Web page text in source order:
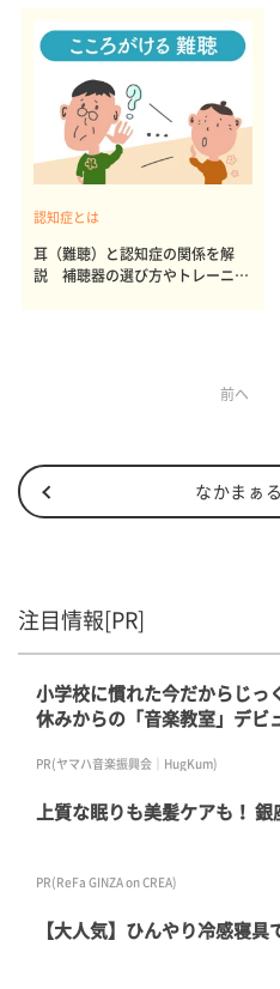
認知症とは
耳（難聴）と認知症の関係を解
説 補聴器の選び方やトレーニン
前へ
なかまぁ
注目情報[PR]
小学校に慣れた今だからじっ
休みからの「音楽教室」デビ
PR(ヤマハ音楽振興会｜HugKum)
上質な眠りも美髪ケアも！ 銀
PR(ReFa GINZA on CREA)
【大人気】ひんやり冷感寝具